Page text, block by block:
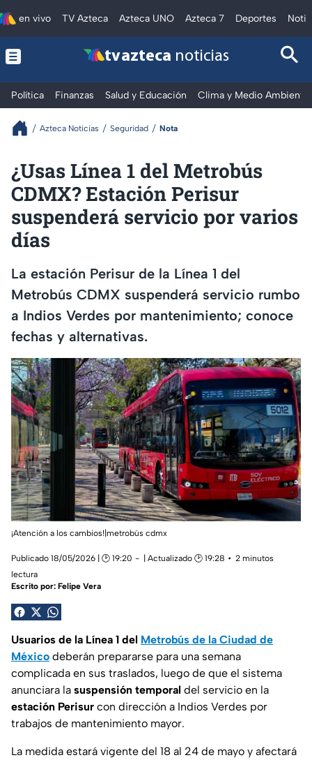
en vivo TV Azteca Azteca UNO Azteca 7 Deportes
tv azteca noticias
Política Finanzas Salud y Educación Clima y Medio Ambiente
Azteca Noticias Seguridad Nota
¿Usas Línea 1 del Metrobús
CDMX? Estación Perisur
suspenderá servicio por varios
días
La estación Perisur de la Línea 1 del
Metrobús CDMX suspenderá servicio rumbo
a Indios Verdes por mantenimiento; conoce
fechas y alternativas.
¡Atención a los cambios!|metrobús cdmx
Publicado 18/05/2026 | 🕑 19:20 | Actualizado 🕑 19:28
2 minutos
lectura
Escrito por: Felipe Vera
Usuarios de la Línea 1 del Metrobús de la Ciudad de
México deberán prepararse para una semana
complicada en sus traslados, luego de que el sistema
anunciara la suspensión temporal del servicio en la
estación Perisur con dirección a Indios Verdes por
trabajos de mantenimiento mayor.
La medida estará vigente del 18 al 24 de mayo y afectará